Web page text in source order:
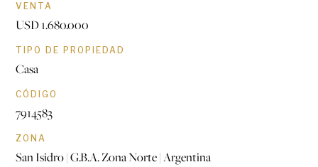
VENTA
USD 1.680.000
TIPO DE PROPIEDAD
Casa
CÓDIGO
7914583
ZONA
San Isidro | G.B.A. Zona Norte | Argentina